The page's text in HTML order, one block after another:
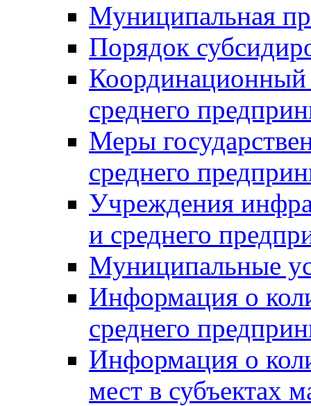
Муниципальная
Порядок
Координационный
среднего
Меры
среднего
Учреждения
и среднего
Муниципальные
Информация о
среднего
Информация о
мест в субъектах